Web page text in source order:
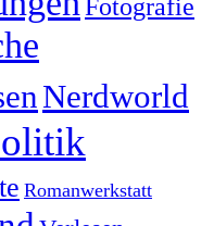
Fotografie
Nerdworld
Romanwerkstatt